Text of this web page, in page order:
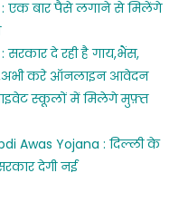
: एक बार पैसे लगाने से मिलेंगे
दे रही है गाय,भैंस,
करे ऑनलाइन आवेदन
स्कूलों में मिलेगे मुफ़्त
Awas Yojana : दिल्ली के
देगी नई